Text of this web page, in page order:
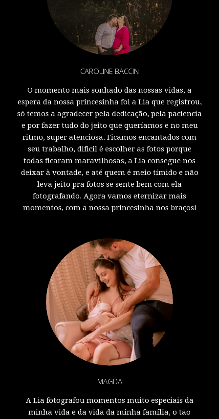
CAROLINE BACCIN
O momento mais sonhado das nossas vidas, a
espera da nossa princesinha foi a Lia que registrou,
só temos a agradecer pela dedicação, pela paciencia
e por fazer tudo do jeito que queríamos e no meu
ritmo, super atenciosa. Ficamos encantados com
seu trabalho, dificil é escolher as fotos porque
todas ficaram maravilhosas, a Lia consegue nos
deixar à vontade, e até quem é meio tímido e não
leva jeito pra fotos se sente bem com ela
fotografando. Agora vamos eternizar mais
momentos, com a nossa princesinha nos braços!
MAGDA
A Lia fotografou momentos muito especiais da
minha vida e da vida da minha família, o tão